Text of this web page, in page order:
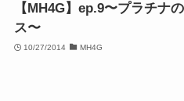
【MH4G】ep.9〜プラチナ
ス〜
10/27/2014 MH4G